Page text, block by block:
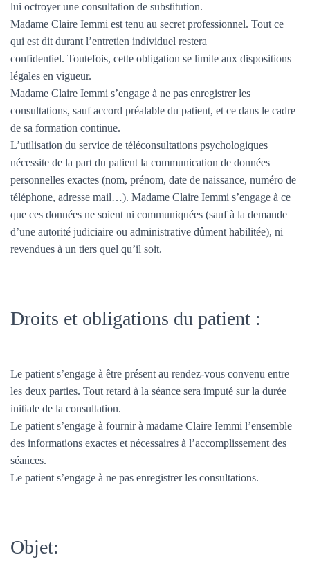
lui octroyer une consultation de substitution.
Madame Claire Iemmi est tenu au secret professionnel. Tout ce
qui est dit durant l’entretien individuel restera
confidentiel. Toutefois, cette obligation se limite aux dispositions
légales en vigueur.
Madame Claire Iemmi s’engage à ne pas enregistrer les
consultations, sauf accord préalable du patient, et ce dans le cadre
de sa formation continue.
L’utilisation du service de téléconsultations psychologiques
nécessite de la part du patient la communication de données
personnelles exactes (nom, prénom, date de naissance, numéro de
téléphone, adresse mail…). Madame Claire Iemmi s’engage à ce
que ces données ne soient ni communiquées (sauf à la demande
d’une autorité judiciaire ou administrative dûment habilitée), ni
revendues à un tiers quel qu’il soit.
Droits et obligations du patient :
Le patient s’engage à être présent au rendez-vous convenu entre
les deux parties. Tout retard à la séance sera imputé sur la durée
initiale de la consultation.
Le patient s’engage à fournir à madame Claire Iemmi l’ensemble
des informations exactes et nécessaires à l’accomplissement des
séances.
Le patient s’engage à ne pas enregistrer les consultations.
Objet: